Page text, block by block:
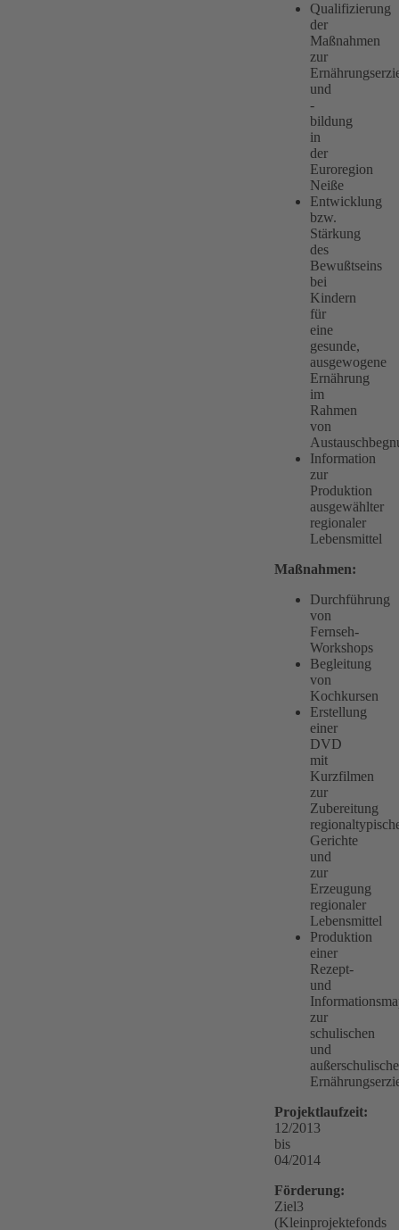
Qualifizierung
der
Maßnahmen
zur
und
-
bildung
in
der
Euroregion
Neiße
Entwicklung
bzw.
Stärkung
des
Bewußtseins
bei
Kindern
für
eine
gesunde,
ausgewogene
Ernährung
im
Rahmen
von
Information
zur
Produktion
ausgewählter
regionaler
Lebensmittel
Maßnahmen:
Durchführung
von
Fernseh-
Workshops
Begleitung
von
Kochkursen
Erstellung
einer
DVD
mit
Kurzfilmen
zur
Zubereitung
Gerichte
und
zur
Erzeugung
regionaler
Lebensmittel
Produktion
einer
Rezept-
und
zur
schulischen
und
Projektlaufzeit:
12/2013
bis
04/2014
Förderung:
Ziel3
(Kleinprojektefonds